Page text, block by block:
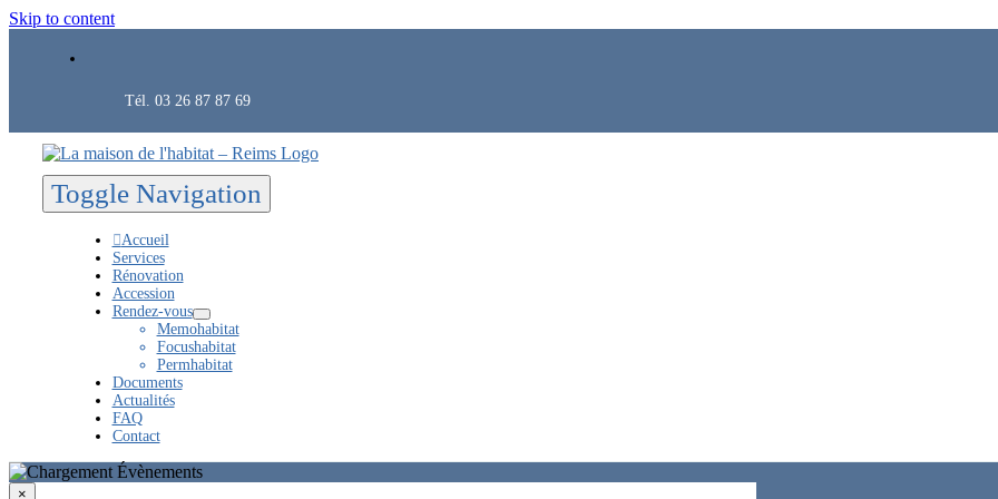
Skip to content
Tél. 03 26 87 87 69
Toggle Navigation
Accueil
Services
Rénovation
Accession
Rendez-vous
Memohabitat
Focushabitat
Permhabitat
Documents
Actualités
FAQ
Contact
×